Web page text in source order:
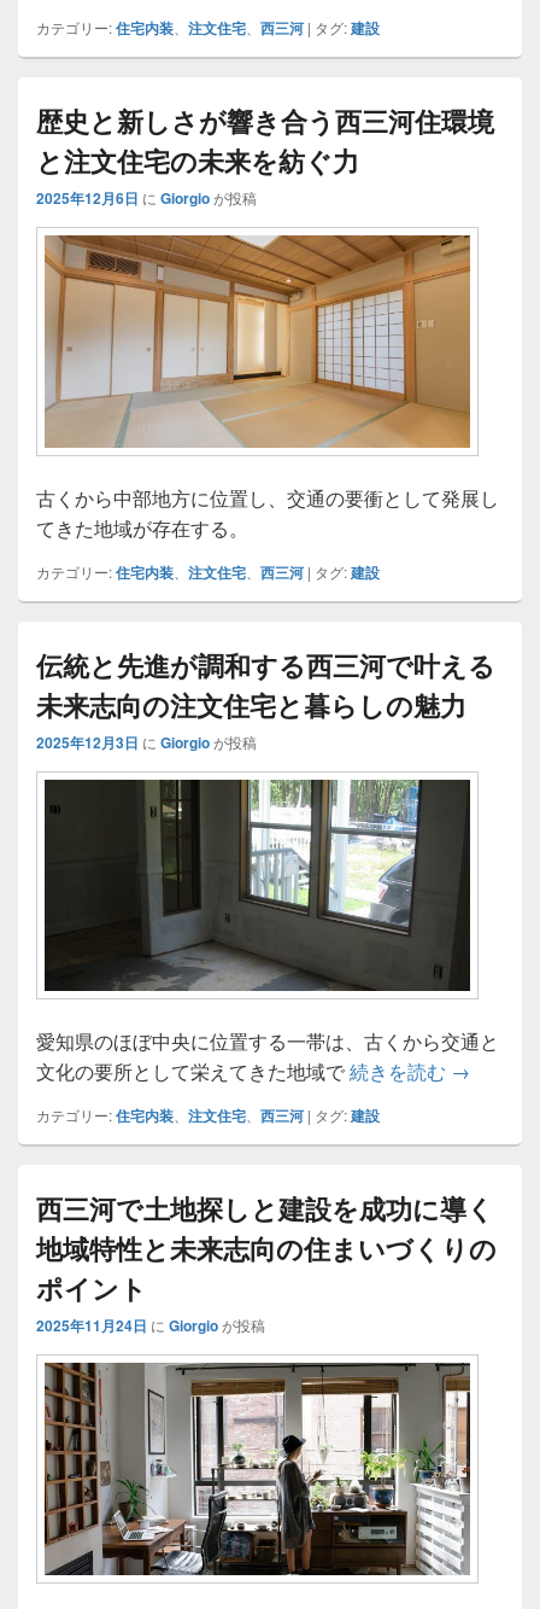
カテゴリー:住宅内装、 注文住宅、 西三河 | タグ:建設
歴史と新しさが響き合う西三河住環境
と注文住宅の未来を紡ぐ力
2025年12月6日 に Giorgioが投稿
古くから中部地方に位置し、交通の要衝として発展し
てきた地域が存在する。
カテゴリー:住宅内装 注文住宅 西三河 | タグ:建設
伝統と先進が調和する西三河で叶える
未来志向の注文住宅と暮らしの魅力
2025年12月3日 に Giorgioが投稿
愛知県のほぼ中央に位置する一帯は、古くから交通と
文化の要所として栄えてきた地域で続きを読む 伝統と先
→
カテゴリー:住宅内装 注文住宅 西三河 | タグ:建設
西三河で土地探しと建設を成功に導く
地域特性と未来志向の住まいづくりの
ポイント
2025年11月24日 に Giorgioが投稿